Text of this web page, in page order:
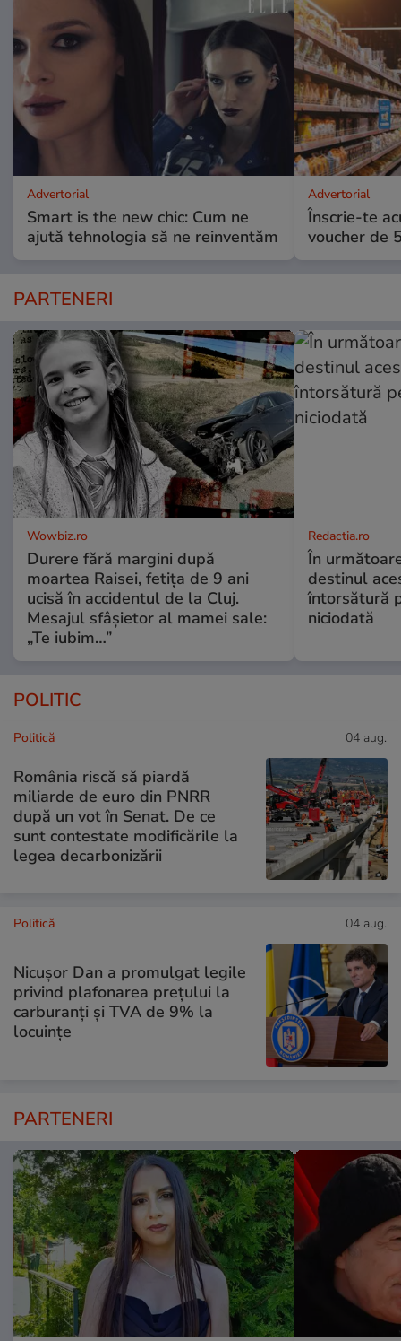
Advertorial
Smart is the new chic: Cum ne
ajută tehnologia să ne reinventăm
Advertorial
Înscrie-te
voucher de
PARTENERI
Wowbiz.ro
Durere fără margini după
moartea Raisei, fetița de 9 ani
ucisă în accidentul de la Cluj.
Mesajul sfâșietor al mamei sale:
„Te iubim…”
Redactia.ro
În
destinul
întorsătură
niciodată
POLITIC
Politică 04 aug.
România riscă să piardă
miliarde de euro din PNRR
după un vot în Senat. De ce
sunt contestate modificările la
legea decarbonizării
Politică 04 aug.
Nicușor Dan a promulgat legile
privind plafonarea prețului la
carburanți și TVA de 9% la
locuințe
PARTENERI